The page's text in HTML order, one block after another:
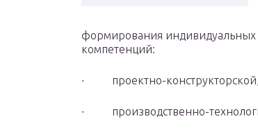
формирования индивидуальных
компетенций:
∙ проектно-конструкторской,
∙ производственно-